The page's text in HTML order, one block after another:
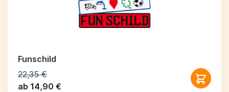
Funschild
22,35 €
ab 14,90 €